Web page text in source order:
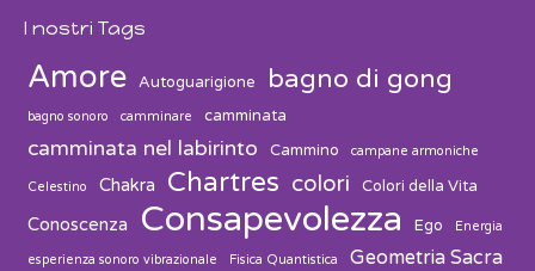
I nostri Tags
Amore Autoguarigione bagno di gong
bagno sonoro camminare camminata
camminata nel labirinto Cammino campane armoniche
Celestino Chakra Chartres colori Colori della Vita
Conoscenza Consapevolezza Ego Energia
esperienza sonoro vibrazionale Fisica Quantistica Geometria Sacra